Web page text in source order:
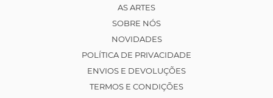
AS ARTES
SOBRE NÓS
NOVIDADES
POLÍTICA DE PRIVACIDADE
ENVIOS E DEVOLUÇÕES
TERMOS E CONDIÇÕES